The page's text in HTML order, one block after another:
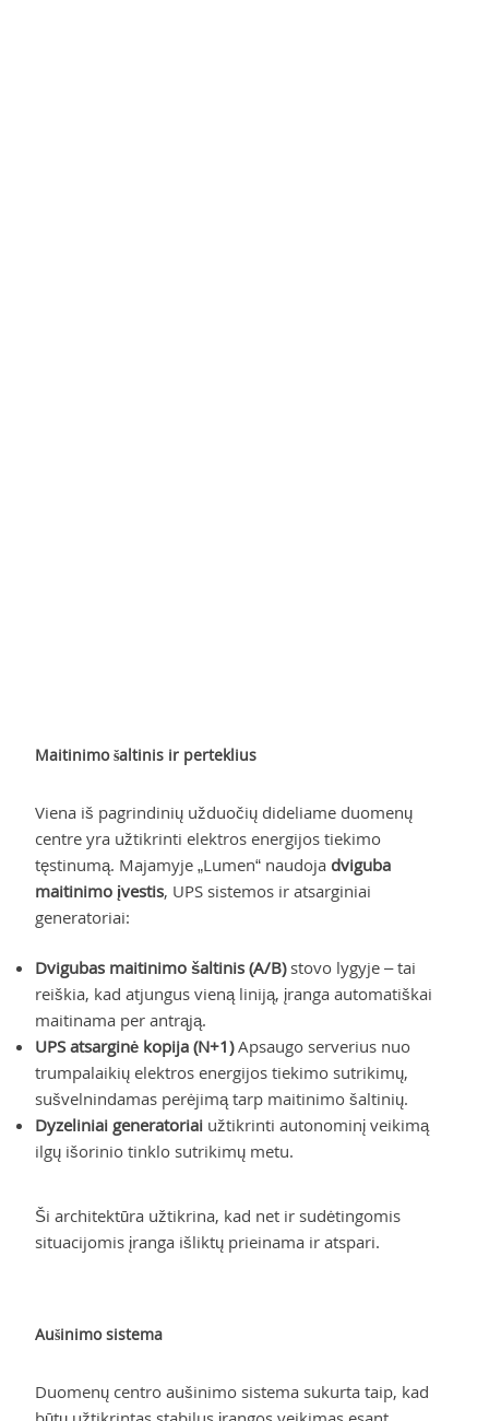
Maitinimo šaltinis ir perteklius
Viena iš pagrindinių užduočių dideliame duomenų
centre yra užtikrinti elektros energijos tiekimo
tęstinumą. Majamyje „Lumen“ naudoja dviguba
maitinimo įvestis, UPS sistemos ir atsarginiai
generatoriai:
Dvigubas maitinimo šaltinis (A/B)stovo lygyje – tai
reiškia, kad atjungus vieną liniją, įranga automatiškai
maitinama per antrąją.
UPS atsarginė kopija (N+1)Apsaugo serverius nuo
trumpalaikių elektros energijos tiekimo sutrikimų,
sušvelnindamas perėjimą tarp maitinimo šaltinių.
Dyzeliniai generatoriai užtikrinti autonominį veikimą
ilgų išorinio tinklo sutrikimų metu.
Ši architektūra užtikrina, kad net ir sudėtingomis
situacijomis įranga išliktų prieinama ir atspari.
Aušinimo sistema
Duomenų centro aušinimo sistema sukurta taip, kad